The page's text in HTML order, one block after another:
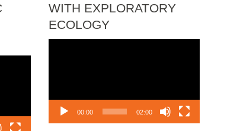
WITH EXPLORATORY
ECOLOGY
00:00 02:00